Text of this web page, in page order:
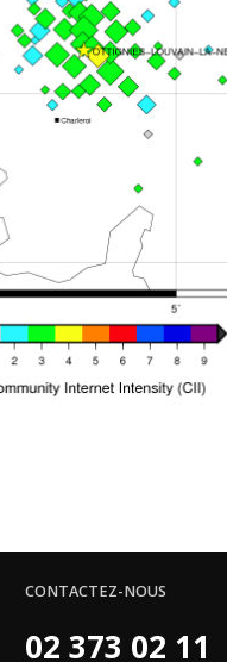
CONTACTEZ-NOUS
02 373 02 11